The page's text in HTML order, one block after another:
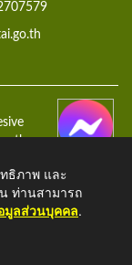
ธิภาพ และ
ท่านสามารถ
มูลส่วนบุคคล.